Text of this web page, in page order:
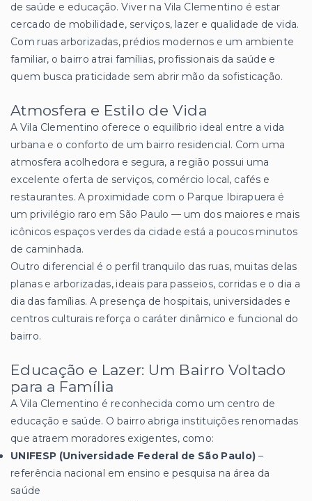
de saúde e educação. Viver na Vila Clementino é estar
cercado de mobilidade, serviços, lazer e qualidade de vida.
Com ruas arborizadas, prédios modernos e um ambiente
familiar, o bairro atrai famílias, profissionais da saúde e
quem busca praticidade sem abrir mão da sofisticação.
Atmosfera e Estilo de Vida
A Vila Clementino oferece o equilíbrio ideal entre a vida
urbana e o conforto de um bairro residencial. Com uma
atmosfera acolhedora e segura, a região possui uma
excelente oferta de serviços, comércio local, cafés e
restaurantes. A proximidade com o Parque Ibirapuera é
um privilégio raro em São Paulo — um dos maiores e mais
icônicos espaços verdes da cidade está a poucos minutos
de caminhada.
Outro diferencial é o perfil tranquilo das ruas, muitas delas
planas e arborizadas, ideais para passeios, corridas e o dia a
dia das famílias. A presença de hospitais, universidades e
centros culturais reforça o caráter dinâmico e funcional do
bairro.
Educação e Lazer: Um Bairro Voltado
para a Família
A Vila Clementino é reconhecida como um centro de
educação e saúde. O bairro abriga instituições renomadas
que atraem moradores exigentes, como:
UNIFESP (Universidade Federal de São Paulo) –
referência nacional em ensino e pesquisa na área da
saúde